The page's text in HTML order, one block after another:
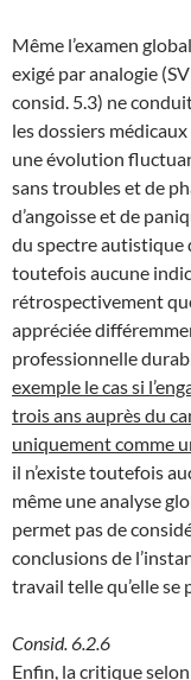
Même l’examen
exigé par analogie
consid. 5.3) ne
les dossiers
une évolution
sans troubles et de
d’angoisse et de
du spectre autistique
toutefois aucune
rétrospectivement
appréciée
professionnelle
exemple le cas si
trois ans auprès du
uniquement comme
il n’existe toutefois
même une analyse
permet pas de
conclusions de
travail telle qu’elle se
Consid. 6.2.6
Enfin, la critique